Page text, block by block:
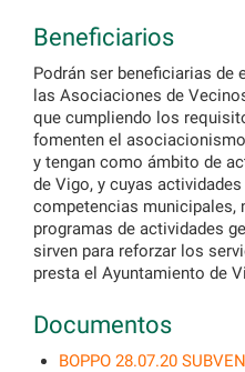
Beneficiarios
Podrán ser beneficiarias de
las Asociaciones de
que cumpliendo los
fomenten el
y tengan como ámbito de
de Vigo, y cuyas
competencias municipales,
programas de actividades
sirven para reforzar los
presta el Ayuntamiento de
Documentos
BOPPO 28.07.20